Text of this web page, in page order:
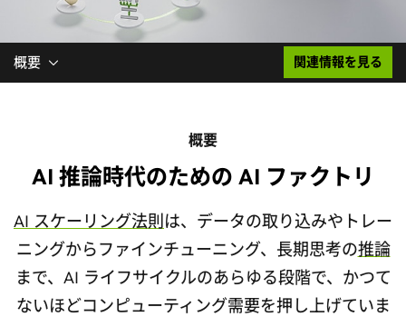
概要 関連情報を見る
概要
AI 推論時代のための AI ファクトリ
AI スケーリング法則 は、データの取り込みやトレー
ニングからファインチューニング、長期思考の推論
まで、AI ライフサイクルのあらゆる段階で、かつて
ないほどコンピューティング需要を押し上げていま